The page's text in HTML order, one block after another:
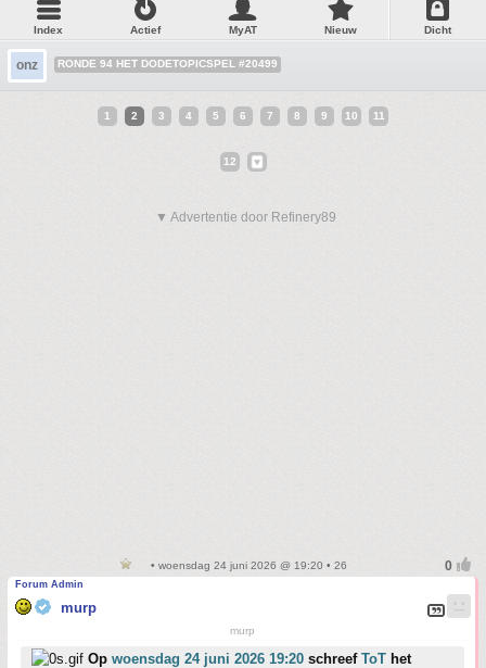
Index Actief MyAT Nieuw Dicht
onz RONDE 94 HET DODETOPICSPEL #20499
1 2 3 4 5 6 7 8 9 10 11
12
▼ Advertentie door Refinery89
• woensdag 24 juni 2026 @ 19:20 • 26
Forum Admin
murp
murp
Op woensdag 24 juni 2026 19:20 schreef ToT het